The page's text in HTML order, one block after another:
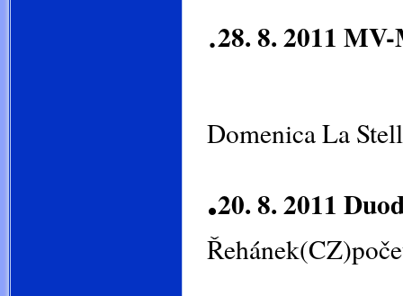
.28. 8. 2011
Domenica La
.20. 8. 2011